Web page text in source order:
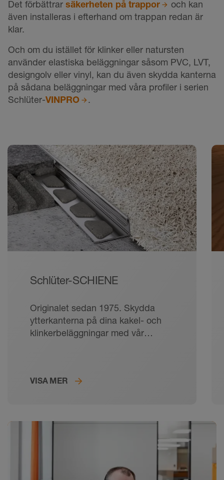
Det förbättrar säkerheten på trappor
och kan
även installeras i efterhand om trappan redan är
klar.
Och om du istället för klinker eller natursten
använder elastiska beläggningar såsom PVC, LVT,
designgolv eller vinyl, kan du även skydda kanterna
på sådana beläggningar med våra profiler i serien
Schlüter-VINPRO .
Schlüter-SCHIENE
Originalet sedan 1975. Skydda
ytterkanterna på dina kakel- och
klinkerbeläggningar med vår
VISA MER